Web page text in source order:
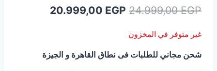
24.999,00EGP
السعر
24.999,00 EGP.
20.999,00 EGP
20.999,00 EGP.
غير متوفر في المخزون
شحن مجاني للطلبات فى نطاق القاهرة و الجيزة